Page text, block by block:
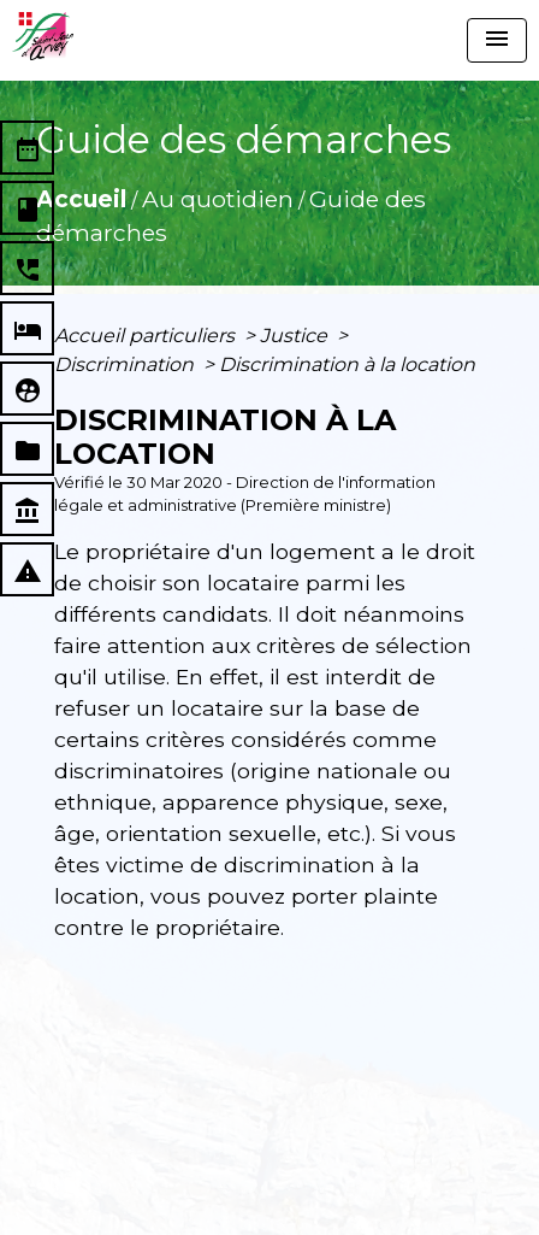
menu
Guide des démarches
Accueil/Au quotidien/Guide des
démarches
date_range
book
perm_phone_msg
local_hotel
supervised_user_circle
folder
account_balance
report_problem
Accueil particuliers > Justice >
Discrimination > Discrimination à la location
DISCRIMINATION À LA
LOCATION
Vérifié le 30 Mar 2020 - Direction de l'information
légale et administrative (Première ministre)
Le propriétaire d'un logement a le droit
de choisir son locataire parmi les
différents candidats. Il doit néanmoins
faire attention aux critères de sélection
qu'il utilise. En effet, il est interdit de
refuser un locataire sur la base de
certains critères considérés comme
discriminatoires (origine nationale ou
ethnique, apparence physique, sexe,
âge, orientation sexuelle, etc.). Si vous
êtes victime de discrimination à la
location, vous pouvez porter plainte
contre le propriétaire.